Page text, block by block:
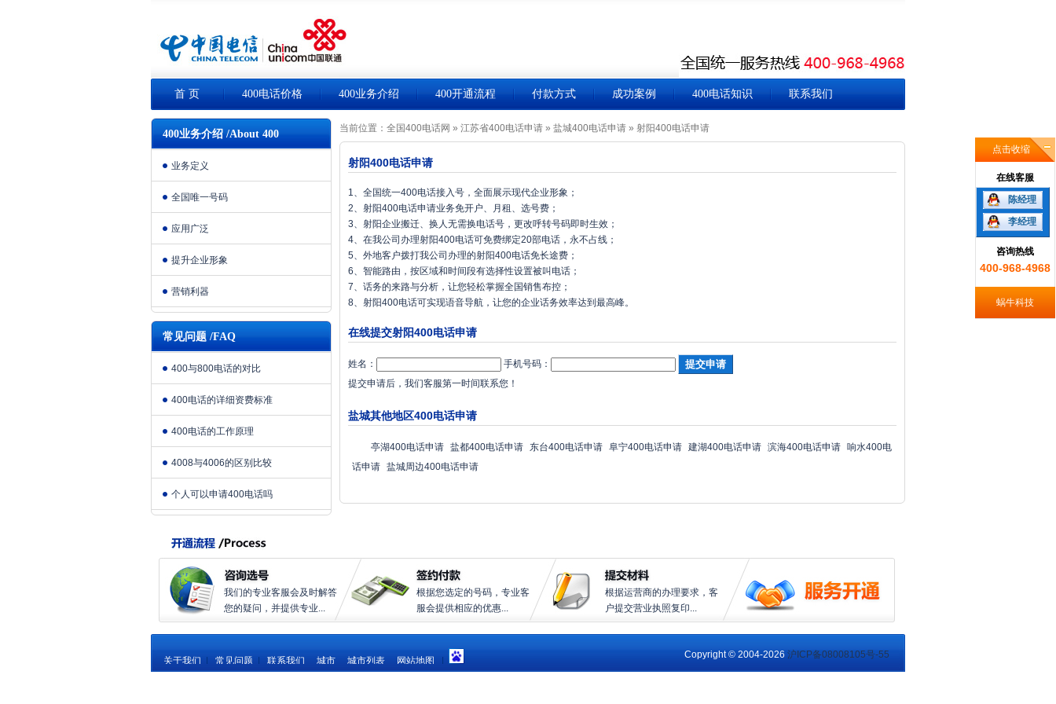
首 页 400电话价格 400业务介绍 400开通流程 付款方式 成功案例 400电话知识 联系我们
400业务介绍 /About 400
业务定义
全国唯一号码
应用广泛
提升企业形象
营销利器
常见问题 /FAQ
400与800电话的对比
400电话的详细资费标准
400电话的工作原理
4008与4006的区别比较
个人可以申请400电话吗
当前位置： 全国400电话网 » 江苏省400电话申请 » 盐城400电话申请 » 射阳400电话申请
射阳400电话申请
1、全国统一400电话接入号，全面展示现代企业形象；
2、射阳400电话申请业务免开户、月租、选号费；
3、射阳企业搬迁、换人无需换电话号，更改呼转号码即时生效；
4、在我公司办理射阳400电话可免费绑定20部电话，永不占线；
5、外地客户拨打我公司办理的射阳400电话免长途费；
6、智能路由，按区域和时间段有选择性设置被叫电话；
7、话务的来路与分析，让您轻松掌握全国销售布控；
8、射阳400电话可实现语音导航，让您的企业话务效率达到最高峰。
在线提交射阳400电话申请
姓名：
手机号码：
提交申请后，我们客服第一时间联系您！
盐城其他地区400电话申请
亭湖400电话申请 盐都400电话申请 东台400电话申请 阜宁400电话申请 建湖400电话申请 滨海400电话申请 响水400电
话申请 盐城周边400电话申请
我们的专业客服会及时解答
您的疑问，并提供专业...
根据您选定的号码，专业客
服会提供相应的优惠...
根据运营商的办理要求，客
户提交营业执照复印...
关于我们 常见问题 联系我们 城市 城市列表 网站地图
点击收缩
在线客服
陈经理
李经理
咨询热线
400-968-4968
蜗牛科技
Copyright © 2004-2026 沪ICP备08008105号-55